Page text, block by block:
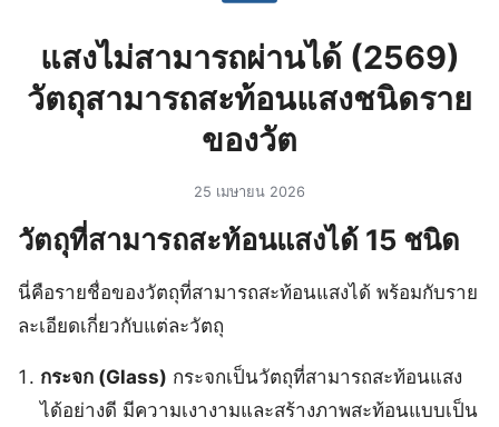
แสงไม่สามารถผ่านได้ (2569)
วัตถุสามารถสะท้อนแสงชนิดราย
ของวัต
25 เมษายน 2026
วัตถุที่สามารถสะท้อนแสงได้ 15 ชนิด
นี่คือรายชื่อของวัตถุที่สามารถสะท้อนแสงได้ พร้อมกับราย
ละเอียดเกี่ยวกับแต่ละวัตถุ
กระจก (Glass) กระจกเป็นวัตถุที่สามารถสะท้อนแสง
ได้อย่างดี มีความเงางามและสร้างภาพสะท้อนแบบเป็น